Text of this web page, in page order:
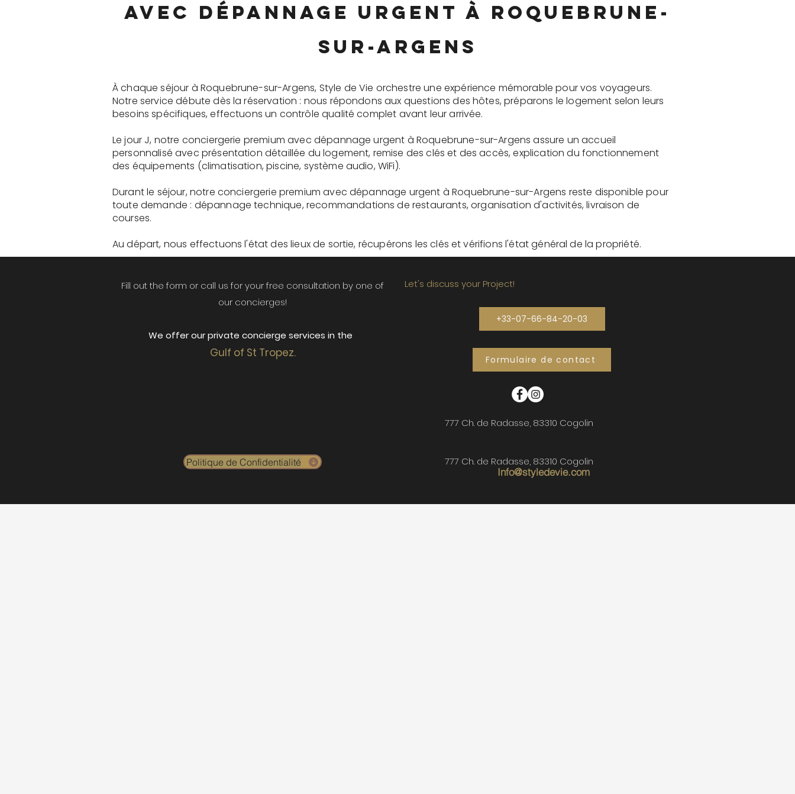
avec dépannage urgent à Roquebrune-
sur-Argens
À chaque séjour à Roquebrune-sur-Argens, Style de Vie orchestre une expérience mémorable pour vos voyageurs.
Notre service débute dès la réservation : nous répondons aux questions des hôtes, préparons le logement selon leurs
besoins spécifiques, effectuons un contrôle qualité complet avant leur arrivée.
Le jour J, notre conciergerie premium avec dépannage urgent à Roquebrune-sur-Argens assure un accueil
personnalisé avec présentation détaillée du logement, remise des clés et des accès, explication du fonctionnement
des équipements (climatisation, piscine, système audio, WiFi).
Durant le séjour, notre conciergerie premium avec dépannage urgent à Roquebrune-sur-Argens reste disponible pour
toute demande : dépannage technique, recommandations de restaurants, organisation d'activités, livraison de
courses.
Au départ, nous effectuons l'état des lieux de sortie, récupérons les clés et vérifions l'état général de la propriété.
Fill out the form or call us for your free consultation by one of
our concierges!
We offer our private concierge services in the
Gulf of St Tropez.
Politique de Confidentialité
Let's discuss your Project!
+33-07-66-84-20-03
Formulaire de contact
777 Ch. de Radasse, 83310 Cogolin
Info@styledevie.com
777 Ch. de Radasse, 83310 Cogolin